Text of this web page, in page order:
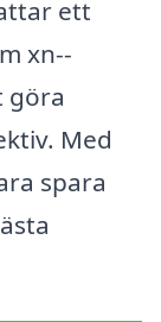
ett
xn--
göra
Med
spara